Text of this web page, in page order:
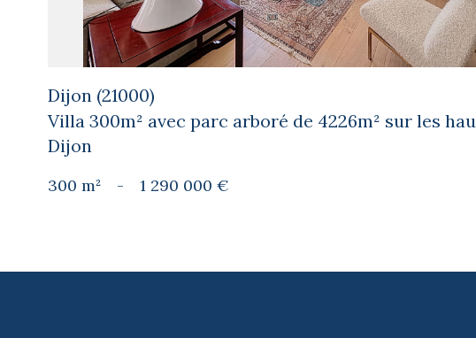
Dijon (21000)
Villa 300m² avec parc arboré de 4226m² sur les
Dijon
300 m² - 1 290 000 €